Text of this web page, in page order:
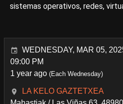
sistemas operativos, redes,
WEDNESDAY, MAR 05,
09:00 PM
1 year ago (Each Wednesday)
LA KELO GAZTETXEA